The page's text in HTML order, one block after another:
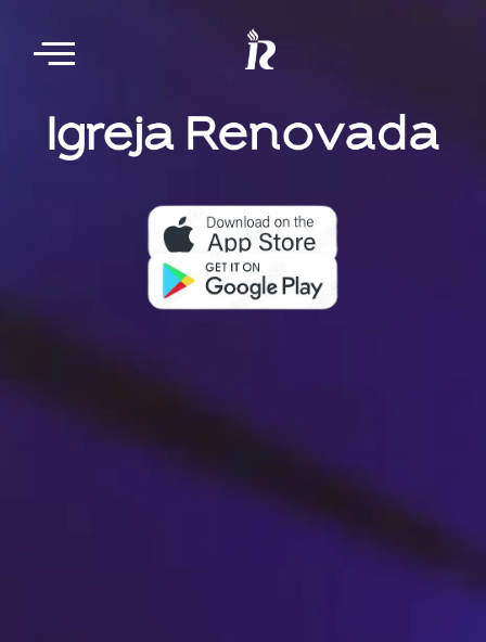
Nosso aplicativo